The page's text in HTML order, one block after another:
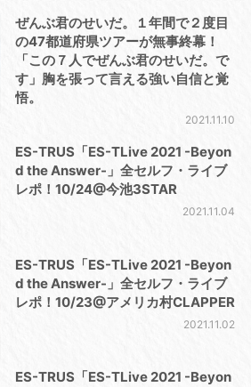
ぜんぶ君のせいだ。１年間で２度目
の47都道府県ツアーが無事終幕！
「この７人でぜんぶ君のせいだ。で
す」胸を張って言える強い自信と覚
悟。
2021.11.10
ES-TRUS「ES-TLive 2021 -Beyon
d the Answer-」全セルフ・ライブ
レポ！10/24@今池3STAR
2021.11.04
ES-TRUS「ES-TLive 2021 -Beyon
d the Answer-」全セルフ・ライブ
レポ！10/23@アメリカ村CLAPPER
2021.11.02
ES-TRUS「ES-TLive 2021 -Beyon